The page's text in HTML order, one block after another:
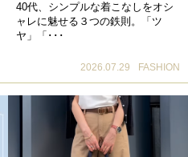
40代、シンプルな着こなしをオシ
ャレに魅せる３つの鉄則。「ツ
ヤ」「･･･
2026.07.29 FASHION